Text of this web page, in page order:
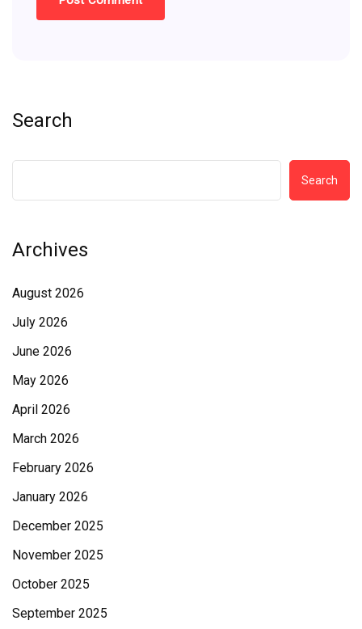
Search
Search
Archives
August 2026
July 2026
June 2026
May 2026
April 2026
March 2026
February 2026
January 2026
December 2025
November 2025
October 2025
September 2025